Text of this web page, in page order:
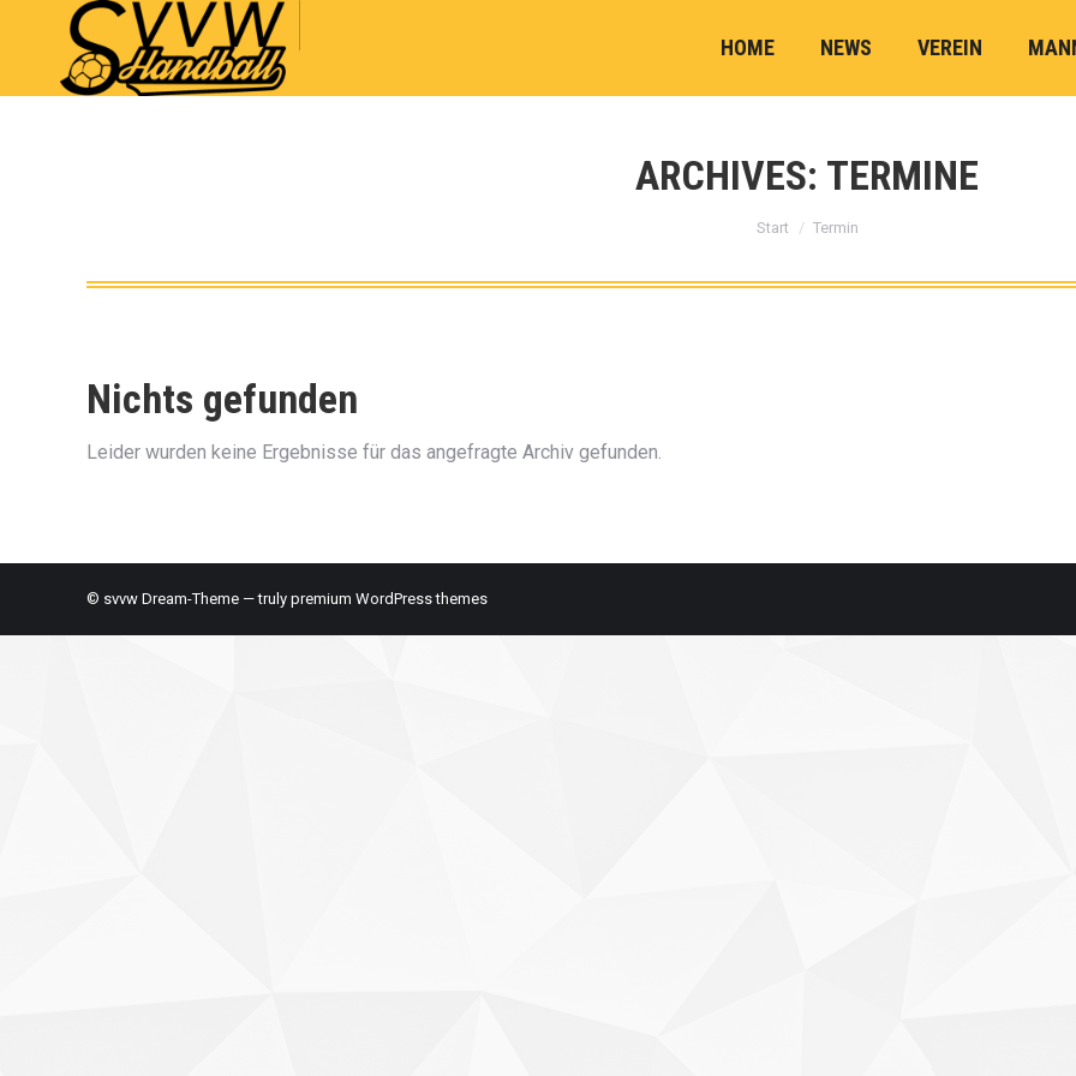
HOME NEWS VEREIN
ARCHIVES: TERMINE
Sie befinden sich hier:
Start Termin
Nichts gefunden
Leider wurden keine Ergebnisse für das angefragte Archiv gefunden.
© svvw Dream-Theme — truly premium WordPress themes